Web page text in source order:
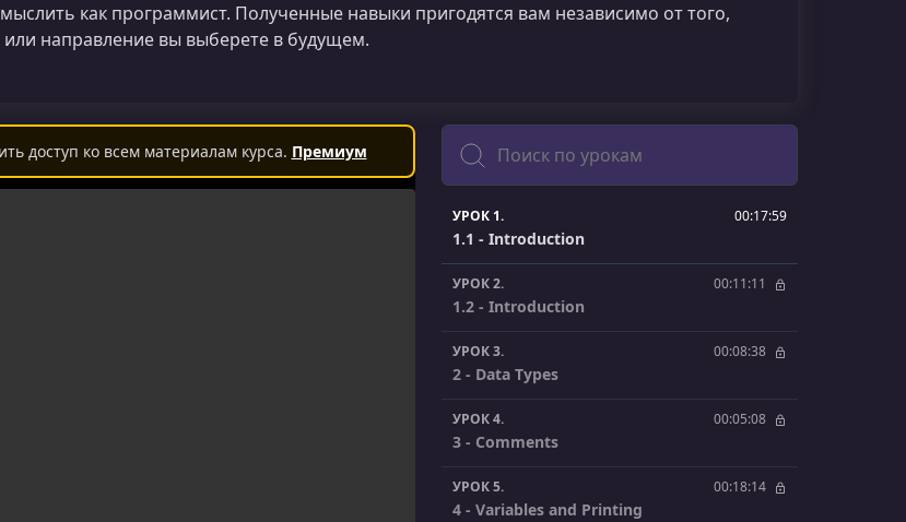
как программист. Полученные навыки пригодятся вам независимо от того,
или направление вы выберете в будущем.
доступ ко всем материалам курса. Премиум
Поиск
УРОК 1. 00:17:59
1.1 - Introduction
УРОК 2. 00:11:11
1.2 - Introduction
УРОК 3. 00:08:38
2 - Data Types
УРОК 4. 00:05:08
3 - Comments
УРОК 5. 00:18:14
4 - Variables and Printing